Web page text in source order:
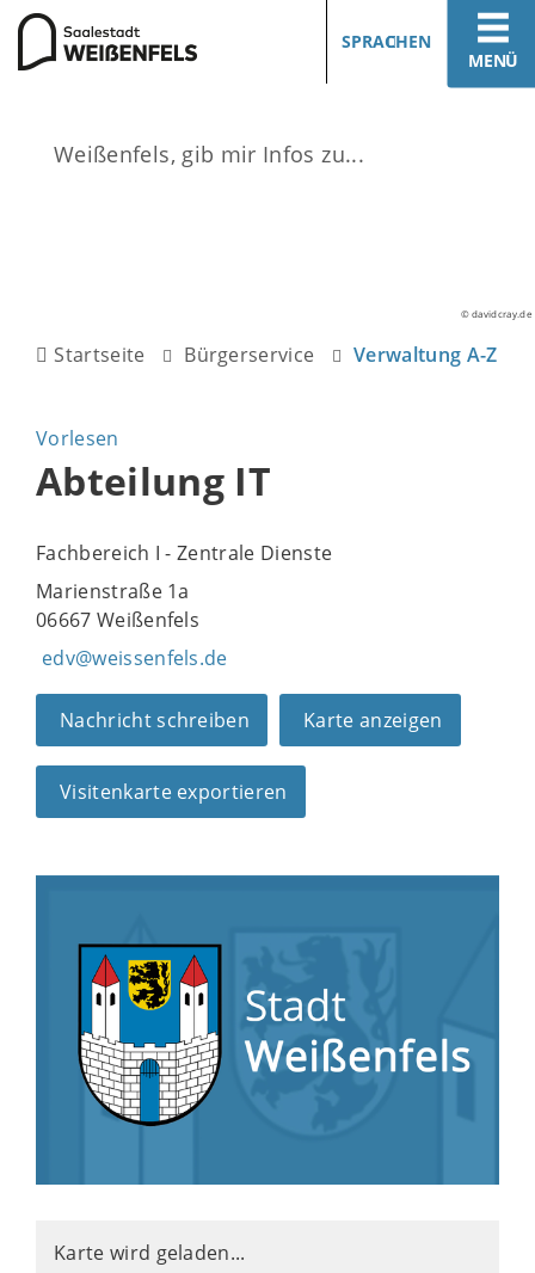
MENÜ
SPRACHEN
© davidcray.de
Startseite Bürgerservice Verwaltung A-Z
Vorlesen
Abteilung IT
Fachbereich I - Zentrale Dienste
Marienstraße 1a
06667 Weißenfels
edv@weissenfels.de
Nachricht schreiben Karte anzeigen
Visitenkarte exportieren
Karte wird geladen...